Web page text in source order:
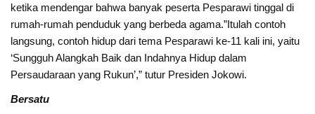
ketika mendengar bahwa banyak peserta Pesparawi tinggal di
rumah-rumah penduduk yang berbeda agama.”Itulah contoh
langsung, contoh hidup dari tema Pesparawi ke-11 kali ini, yaitu
‘Sungguh Alangkah Baik dan Indahnya Hidup dalam
Persaudaraan yang Rukun’,” tutur Presiden Jokowi.
Bersatu